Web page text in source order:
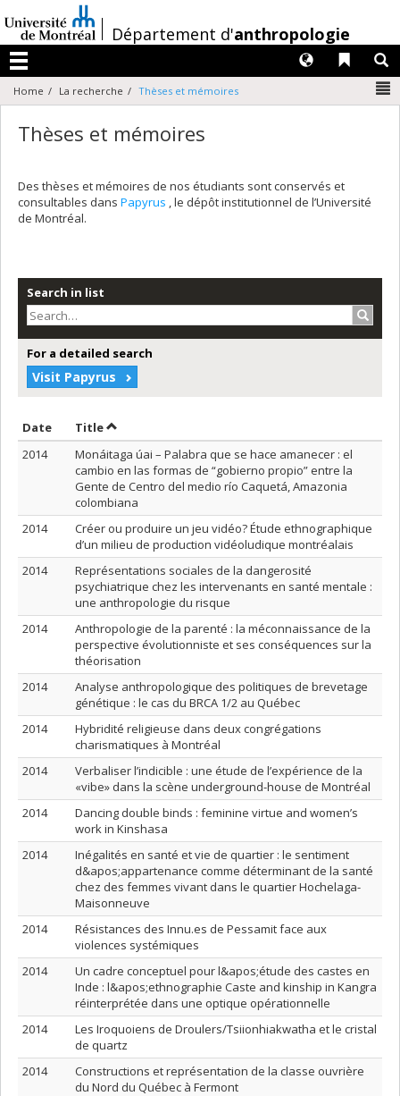
au
contenu
/Département d'anthropologie
Menu
Liens
Langues
Home La recherche Thèses et mémoires
Thèses et mémoires
Des thèses et mémoires de nos étudiants sont conservés et
consultables dans Papyrus , le dépôt institutionnel de l’Université
de Montréal.
Search in list
For a detailed search
Visit Papyrus
Date Sort by date in ascending order
TitleSort by title in ascending order
2014
Monáitaga úai – Palabra que se hace amanecer : el
cambio en las formas de “gobierno propio” entre la
Gente de Centro del medio río Caquetá, Amazonia
colombiana
2014
Créer ou produire un jeu vidéo? Étude ethnographique
d’un milieu de production vidéoludique montréalais
2014
Représentations sociales de la dangerosité
psychiatrique chez les intervenants en santé mentale :
une anthropologie du risque
2014
Anthropologie de la parenté : la méconnaissance de la
perspective évolutionniste et ses conséquences sur la
théorisation
2014
Analyse anthropologique des politiques de brevetage
génétique : le cas du BRCA 1/2 au Québec
2014
Hybridité religieuse dans deux congrégations
charismatiques à Montréal
2014
Verbaliser l’indicible : une étude de l’expérience de la
«vibe» dans la scène underground-house de Montréal
2014
Dancing double binds : feminine virtue and women’s
work in Kinshasa
2014
Inégalités en santé et vie de quartier : le sentiment
d&apos;appartenance comme déterminant de la santé
chez des femmes vivant dans le quartier Hochelaga-
Maisonneuve
2014
Résistances des Innu.es de Pessamit face aux
violences systémiques
2014
Un cadre conceptuel pour l&apos;étude des castes en
Inde : l&apos;ethnographie Caste and kinship in Kangra
réinterprétée dans une optique opérationnelle
2014
Les Iroquoiens de Droulers/Tsiionhiakwatha et le cristal
de quartz
2014
Constructions et représentation de la classe ouvrière
du Nord du Québec à Fermont